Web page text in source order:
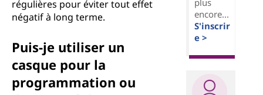
régulières pour éviter tout effet
négatif à long terme.
Puis-je utiliser un
casque pour la
programmation ou
plus
encore...
S'inscrir
e >